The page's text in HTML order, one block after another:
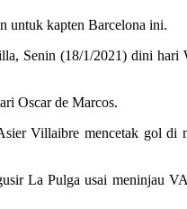
untuk kapten Barcelona ini.
Senin (18/1/2021) dini
Oscar de Marcos.
Villaibre mencetak gol di
La Pulga usai meninjau